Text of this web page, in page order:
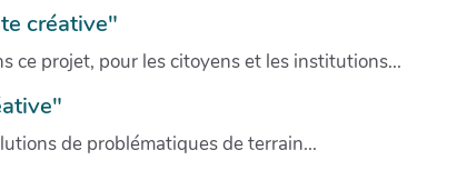
créative"
ce projet, pour les citoyens et les institutions...
de problématiques de terrain...